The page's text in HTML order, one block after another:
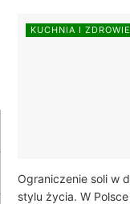
KUCHNIA I ZDROWIE
Ograniczenie soli w
stylu życia. W